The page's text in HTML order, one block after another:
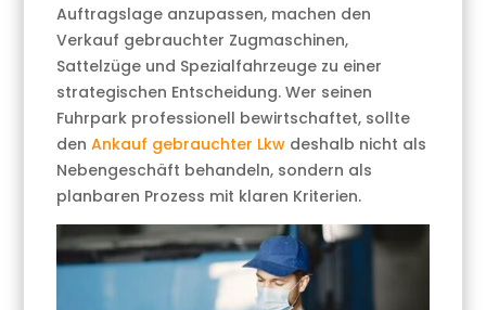
Auftragslage anzupassen, machen den
Verkauf gebrauchter Zugmaschinen,
Sattelzüge und Spezialfahrzeuge zu einer
strategischen Entscheidung. Wer seinen
Fuhrpark professionell bewirtschaftet, sollte
denAnkauf gebrauchter Lkw deshalb nicht als
Nebengeschäft behandeln, sondern als
planbaren Prozess mit klaren Kriterien.